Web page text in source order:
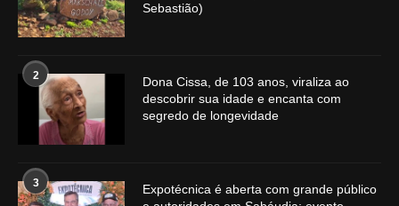
Sebastião)
2
Dona Cissa, de 103 anos, viraliza ao
descobrir sua idade e encanta com
segredo de longevidade
3
Expotécnica é aberta com grande público